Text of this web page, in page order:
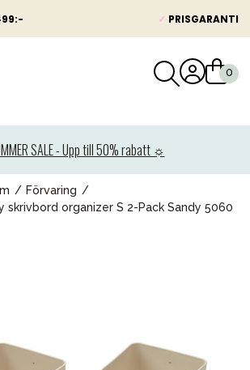
✓ PRISGARANTI
SALE - Upp till 50% rabatt ☼
Förvaring
skrivbord organizer S 2-Pack Sandy 5060
Barnvagnar
Bilbarnstolar
Möbler & bädd